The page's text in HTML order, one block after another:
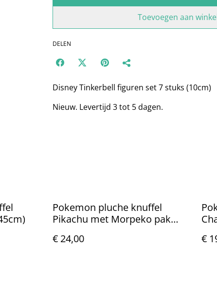
Toevoegen aan
DELEN
Disney Tinkerbell figuren set 7 stuks (10cm)
Nieuw. Levertijd 3 tot 5 dagen.
Pokemon pluche knuffel
Pikachu met Morpeko pak
€ 24,00
€